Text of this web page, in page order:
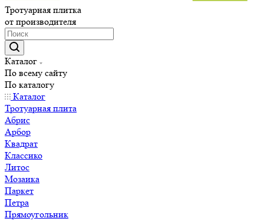
Тротуарная плитка
от производителя
Каталог
По всему сайту
По каталогу
Каталог
Тротуарная плита
Абрис
Арбор
Квадрат
Классико
Литос
Мозаика
Паркет
Петра
Прямоугольник